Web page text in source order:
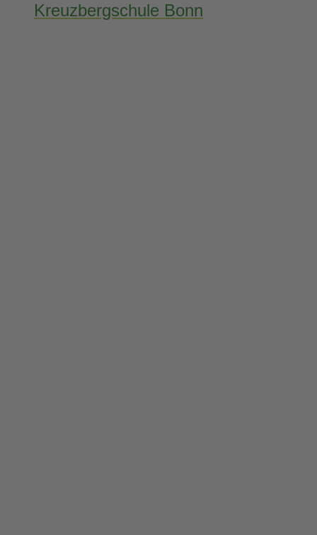
Kreuzbergschule Bonn